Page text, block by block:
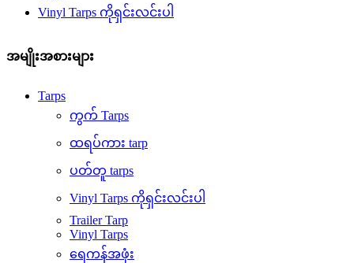
Vinyl Tarps ကိုရှင်းလင်းပါ
အမျိုးအစားများ
Tarps
ကွက် Tarps
ထရပ်ကား tarp
ပတ်တူ tarps
Vinyl Tarps ကိုရှင်းလင်းပါ
Trailer Tarp
Vinyl Tarps
ရေကန်အဖုံး